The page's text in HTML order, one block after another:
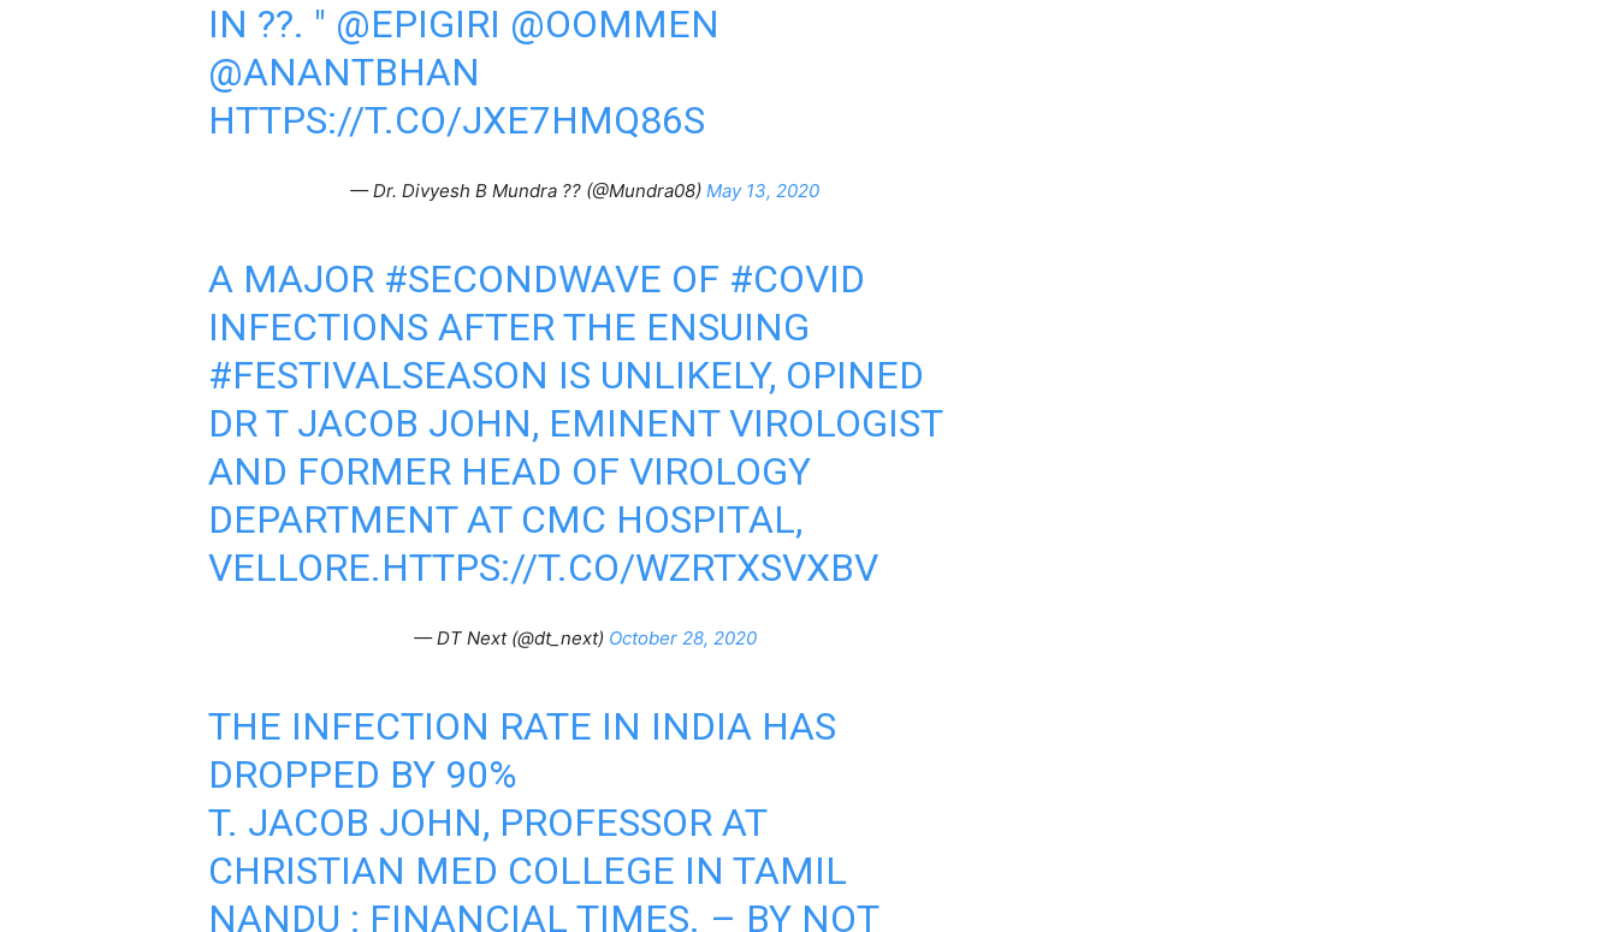
IN ??. " @EPIGIRI @OOMMEN
@ANANTBHAN
HTTPS://T.CO/JXE7HMQ86S
— Dr. Divyesh B Mundra ?? (@Mundra08) May 13, 2020
A MAJOR #SECONDWAVE OF #COVID
INFECTIONS AFTER THE ENSUING
#FESTIVALSEASON IS UNLIKELY, OPINED
DR T JACOB JOHN, EMINENT VIROLOGIST
AND FORMER HEAD OF VIROLOGY
DEPARTMENT AT CMC HOSPITAL,
VELLORE.HTTPS://T.CO/WZRTXSVXBV
— DT Next (@dt_next) October 28, 2020
THE INFECTION RATE IN INDIA HAS
DROPPED BY 90%
T. JACOB JOHN, PROFESSOR AT
CHRISTIAN MED COLLEGE IN TAMIL
NANDU : FINANCIAL TIMES. – BY NOT